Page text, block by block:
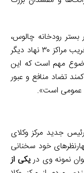
رودخانه چالوس،
ساختمان وزارت نیرو نیز تخریب شد و تخریب مراکز ۳۰ نهاد دیگر
مهم است که این
تضاد منافع و عبور
عمومی است».
جدید مرکز وکلای
خود سخنانی
نمونه وی دریکی از